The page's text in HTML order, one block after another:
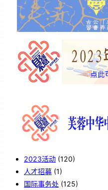
2023活动 (120)
人才招募 (1)
国际事务处 (125)